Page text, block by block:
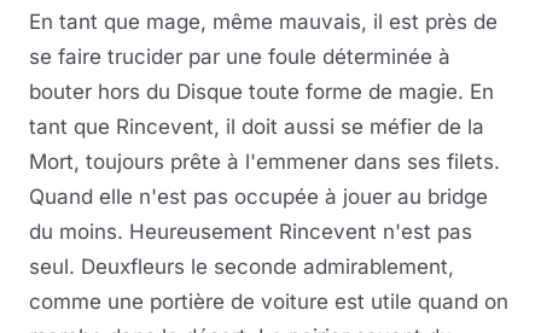
En tant que mage, même mauvais, il est près de
se faire trucider par une foule déterminée à
bouter hors du Disque toute forme de magie. En
tant que Rincevent, il doit aussi se méfier de la
Mort, toujours prête à l'emmener dans ses filets.
Quand elle n'est pas occupée à jouer au bridge
du moins. Heureusement Rincevent n'est pas
seul. Deuxfleurs le seconde admirablement,
comme une portière de voiture est utile quand on